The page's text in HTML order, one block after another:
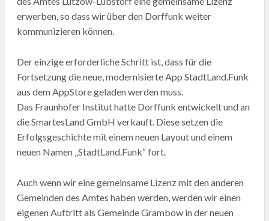
erwerben, so dass wir über den Dorffunk weiter
kommunizieren können.
Der einzige erforderliche Schritt ist, dass für die
Fortsetzung die neue, modernisierte App StadtLand.Funk
aus dem AppStore geladen werden muss.
Das Fraunhofer Institut hatte Dorffunk entwickelt und an
die SmartesLand GmbH verkauft. Diese setzen die
Erfolgsgeschichte mit einem neuen Layout und einem
neuen Namen „StadtLand.Funk“ fort.
Auch wenn wir eine gemeinsame Lizenz mit den anderen
Gemeinden des Amtes haben werden, werden wir einen
eigenen Auftritt als Gemeinde Grambow in der neuen